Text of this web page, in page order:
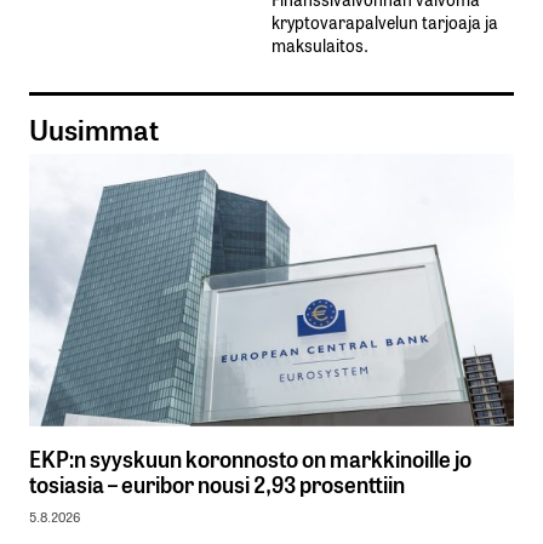
kryptovarapalvelun tarjoaja ja
maksulaitos.
Uusimmat
EKP:n syyskuun koronnosto on markkinoille jo
tosiasia – euribor nousi 2,93 prosenttiin
5.8.2026